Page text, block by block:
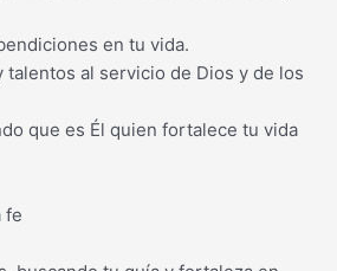
en tu vida.
al servicio de Dios y de los
que es Él quien fortalece tu vida
fe